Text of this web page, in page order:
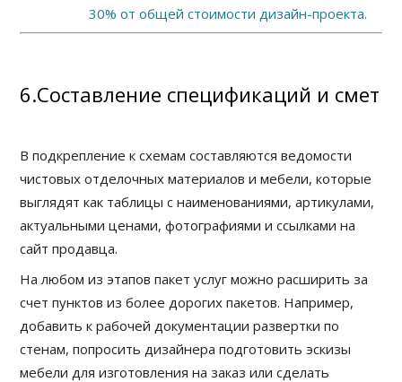
30% от общей стоимости дизайн-проекта.
6.Составление спецификаций и смет
В подкрепление к схемам составляются ведомости
чистовых отделочных материалов и мебели, которые
выглядят как таблицы с наименованиями, артикулами,
актуальными ценами, фотографиями и ссылками на
сайт продавца.
На любом из этапов пакет услуг можно расширить за
счет пунктов из более дорогих пакетов. Например,
добавить к рабочей документации развертки по
стенам, попросить дизайнера подготовить эскизы
мебели для изготовления на заказ или сделать